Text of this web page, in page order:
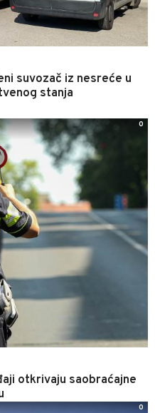
suvozač iz nesreće u
stanja
otkrivaju saobraćajne
0
0